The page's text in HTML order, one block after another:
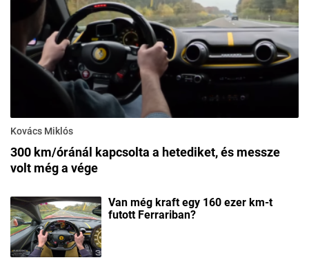
Kovács Miklós
300 km/óránál kapcsolta a hetediket, és messze
volt még a vége
Van még kraft egy 160 ezer km-t
futott Ferrariban?